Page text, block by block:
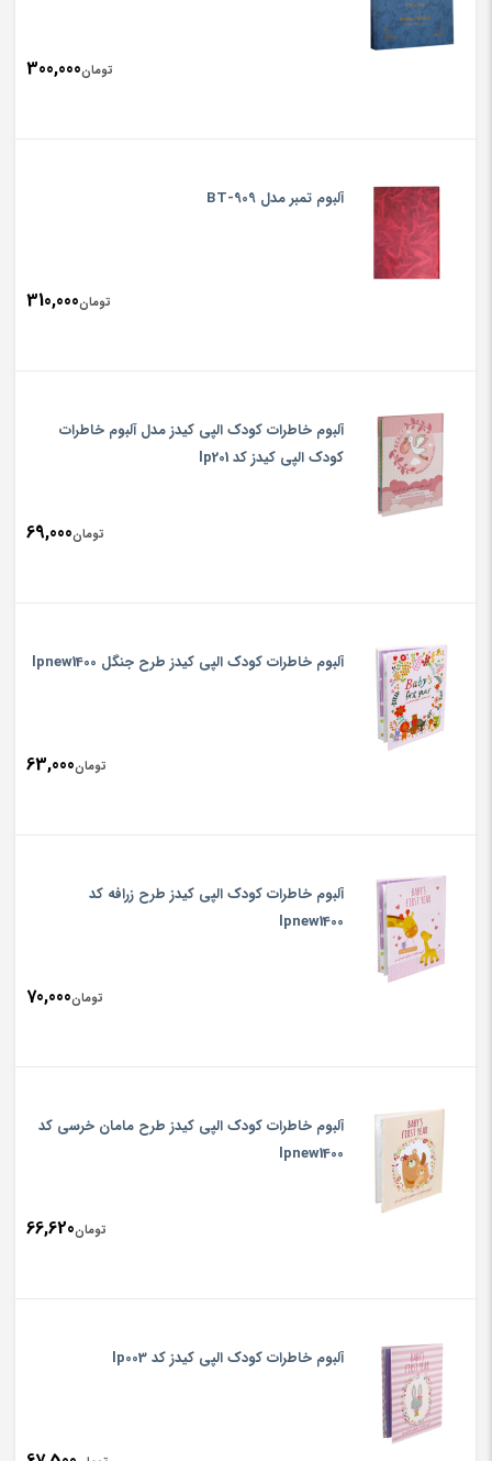
تومان300,000
آلبوم تمبر مدل BT-909
تومان310,000
آلبوم خاطرات کودک الپی کیدز مدل آلبوم خاطرات
کودک الپی کیدز کد lp201
تومان69,000
آلبوم خاطرات کودک الپی کیدز طرح جنگل lpnew1400
تومان63,000
آلبوم خاطرات کودک الپی کیدز طرح زرافه کد
lpnew1400
تومان70,000
آلبوم خاطرات کودک الپی کیدز طرح مامان خرسی کد
lpnew1400
تومان66,620
آلبوم خاطرات کودک الپی کیدز کد lp003